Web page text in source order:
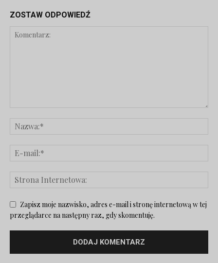
ZOSTAW ODPOWIEDŹ
Zapisz moje nazwisko, adres e-mail i stronę internetową w tej
przeglądarce na następny raz, gdy skomentuję.